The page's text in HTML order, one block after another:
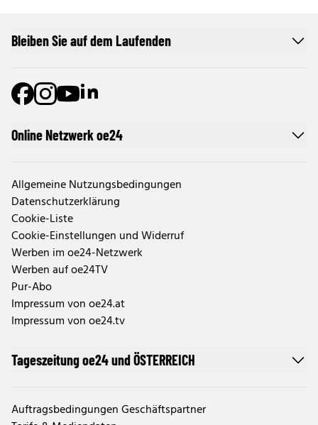
Online Netzwerk oe24
Allgemeine Nutzungsbedingungen
Datenschutzerklärung
Cookie-Liste
Cookie-Einstellungen und Widerruf
Werben im oe24-Netzwerk
Werben auf oe24TV
Pur-Abo
Impressum von oe24.at
Impressum von oe24.tv
Tageszeitung oe24 und ÖSTERREICH
Auftragsbedingungen Geschäftspartner
Bleiben Sie auf dem Laufenden